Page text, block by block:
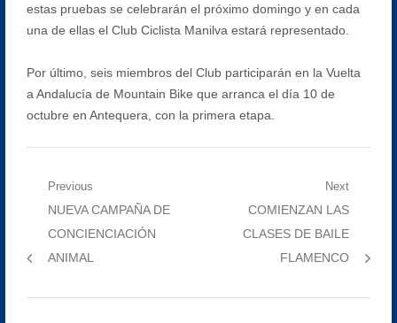
estas pruebas se celebrarán el próximo domingo y en cada
una de ellas el Club Ciclista Manilva estará representado.
Por último, seis miembros del Club participarán en la Vuelta
a Andalucía de Mountain Bike que arranca el día 10 de
octubre en Antequera, con la primera etapa.
Navegación
entradas
Previous
Previous
post:
NUEVA CAMPAÑA DE
CONCIENCIACIÓN
ANIMAL
Next
Next
post:
COMIENZAN LAS
CLASES DE BAILE
FLAMENCO